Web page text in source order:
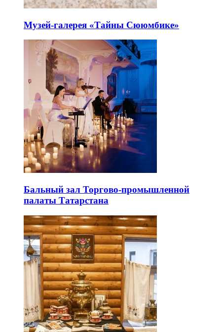
Музей-галерея «Тайны Сююмбике»
Бальный зал Торгово-промышленной
палаты Татарстана